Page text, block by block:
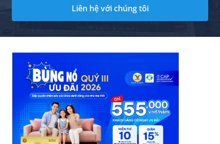
Liên hệ với chúng tôi